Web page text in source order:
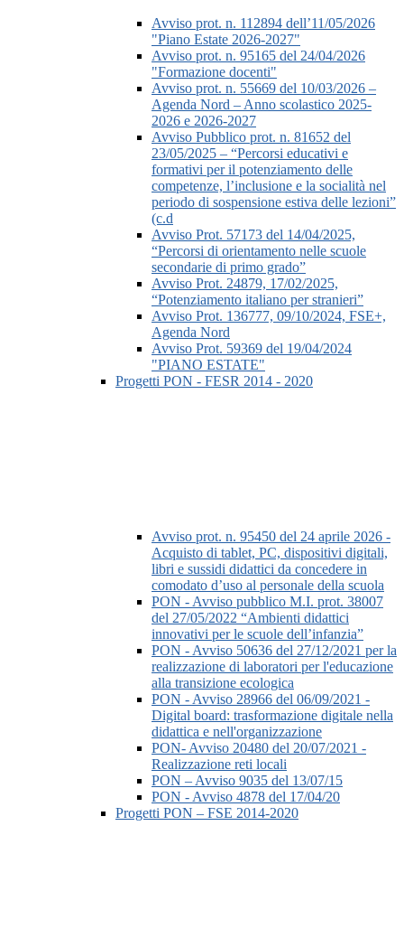
Avviso prot. n. 112894 dell’11/05/2026
"Piano Estate 2026-2027"
Avviso prot. n. 95165 del 24/04/2026
"Formazione docenti"
Avviso prot. n. 55669 del 10/03/2026 –
Agenda Nord – Anno scolastico 2025-
2026 e 2026-2027
Avviso Pubblico prot. n. 81652 del
23/05/2025 – “Percorsi educativi e
formativi per il potenziamento delle
competenze, l’inclusione e la socialità nel
periodo di sospensione estiva delle lezioni”
(c.d
Avviso Prot. 57173 del 14/04/2025,
“Percorsi di orientamento nelle scuole
secondarie di primo grado”
Avviso Prot. 24879, 17/02/2025,
“Potenziamento italiano per stranieri”
Avviso Prot. 136777, 09/10/2024, FSE+,
Agenda Nord
Avviso Prot. 59369 del 19/04/2024
"PIANO ESTATE"
Progetti PON - FESR 2014 - 2020
Avviso prot. n. 95450 del 24 aprile 2026 -
Acquisto di tablet, PC, dispositivi digitali,
libri e sussidi didattici da concedere in
comodato d’uso al personale della scuola
PON - Avviso pubblico M.I. prot. 38007
del 27/05/2022 “Ambienti didattici
innovativi per le scuole dell’infanzia”
PON - Avviso 50636 del 27/12/2021 per la
realizzazione di laboratori per l'educazione
alla transizione ecologica
PON - Avviso 28966 del 06/09/2021 -
Digital board: trasformazione digitale nella
didattica e nell'organizzazione
PON- Avviso 20480 del 20/07/2021 -
Realizzazione reti locali
PON – Avviso 9035 del 13/07/15
PON - Avviso 4878 del 17/04/20
Progetti PON – FSE 2014-2020